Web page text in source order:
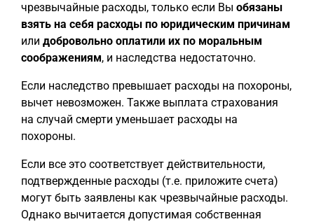
чрезвычайные расходы, только если Вы обязаны
взять на себя расходы по юридическим причинам
или добровольно оплатили их по моральным
соображениям, и наследства недостаточно.
Если наследство превышает расходы на похороны,
вычет невозможен. Также выплата страхования
на случай смерти уменьшает расходы на
похороны.
Если все это соответствует действительности,
подтвержденные расходы (т.е. приложите счета)
могут быть заявлены как чрезвычайные расходы.
Однако вычитается допустимая собственная